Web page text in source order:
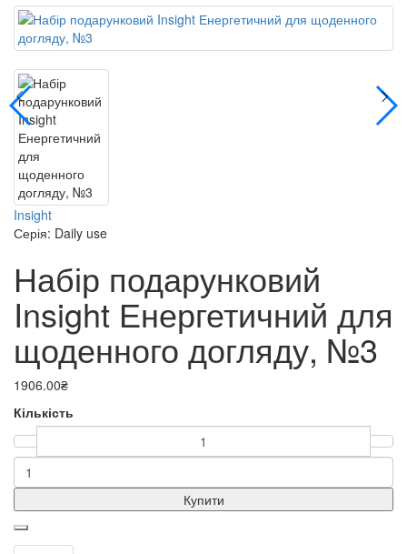
Insight
Серія: Daily use
Набір подарунковий
Insight Енергетичний для
щоденного догляду, №3
1906.00₴
Кількість
Купити